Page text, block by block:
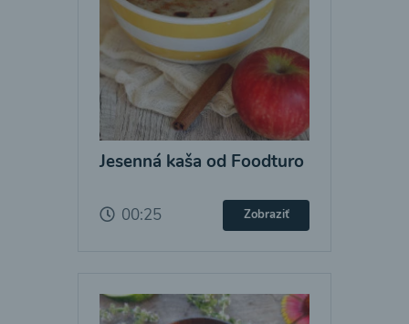
Jesenná kaša od Foodturo
00:25 Zobraziť